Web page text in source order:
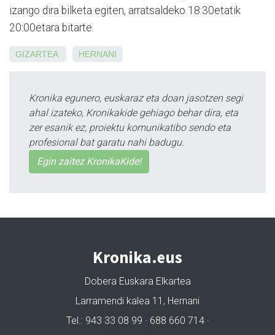
izango dira bilketa egiten, arratsaldeko 18:30etatik
20:00etara bitarte.
GIZARTEA HERNANI
Kronika egunero, euskaraz eta doan jasotzen segi
ahal izateko, Kronikakide gehiago behar dira, eta
zer esanik ez, proiektu komunikatibo sendo eta
profesional bat garatu nahi badugu.
Egin zaitez KronikaKide!
Kronika.eus
Dobera Euskara Elkartea
Larramendi kalea 11, Hernani
Tel.: 943 33 08 99 · 688 660 714 ·